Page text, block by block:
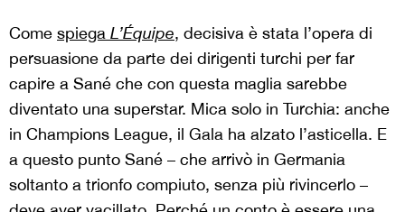
Come spiega L’Équipe, decisiva è stata l’opera di
persuasione da parte dei dirigenti turchi per far
capire a Sané che con questa maglia sarebbe
diventato una superstar. Mica solo in Turchia: anche
in Champions League, il Gala ha alzato l’asticella. E
a questo punto Sané – che arrivò in Germania
soltanto a trionfo compiuto, senza più rivincerlo –